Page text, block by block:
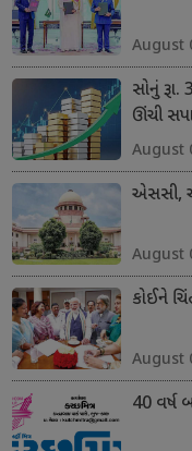
August
સોનું રૂા.
ઊંચી
August
એસસી,
August
કોઈને
August
40 વર્ષ